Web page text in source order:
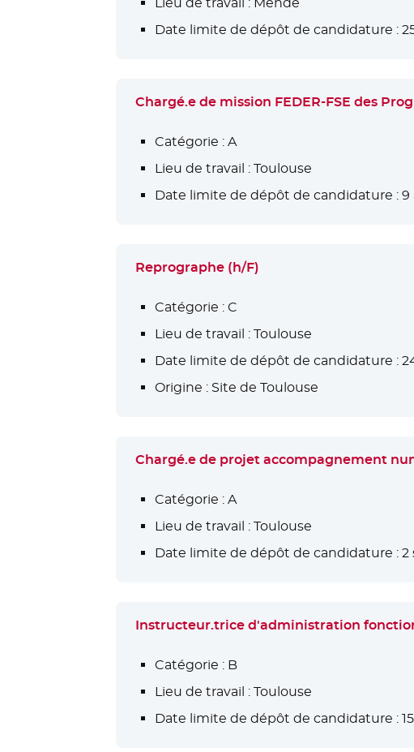
Date limite de dépôt de candidature :
Chargé.e de mission FEDER-FSE des
Catégorie : A
Lieu de travail :Toulouse
Date limite de dépôt de candidature :9
Reprographe (h/F)
Catégorie : C
Lieu de travail :Toulouse
Date limite de dépôt de candidature :
Origine : Site de Toulouse
Chargé.e de projet accompagnement
Catégorie : A
Lieu de travail :Toulouse
Date limite de dépôt de candidature :2
Instructeur.trice d'administration
Catégorie : B
Lieu de travail :Toulouse
Date limite de dépôt de candidature :